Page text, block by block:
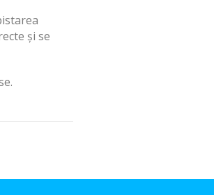
și se